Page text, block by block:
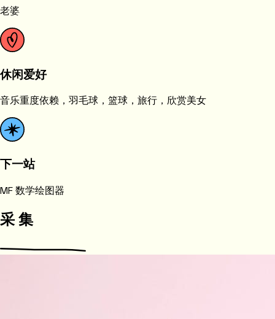
老婆
休闲爱好
音乐重度依赖，羽毛球，篮球，旅行，欣赏美女
下一站
MF 数学绘图器
采 集